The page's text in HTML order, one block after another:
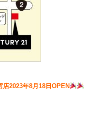
2023年8月18日OPEN